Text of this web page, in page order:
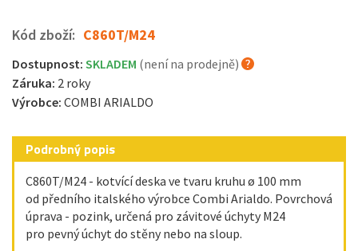
Kód zboží: C860T/M24
Dostupnost: SKLADEM (není na prodejně)
Záruka: 2 roky
Výrobce: COMBI ARIALDO
Podrobný popis
C860T/M24 - kotvící deska ve tvaru kruhu ø 100 mm
od předního italského výrobce Combi Arialdo. Povrchová
úprava - pozink, určená pro závitové úchyty M24
pro pevný úchyt do stěny nebo na sloup.